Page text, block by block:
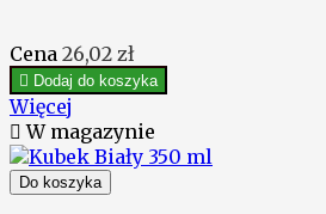
Cena 26,02 zł
 Dodaj do koszyka
Więcej
 W magazynie
Do koszyka